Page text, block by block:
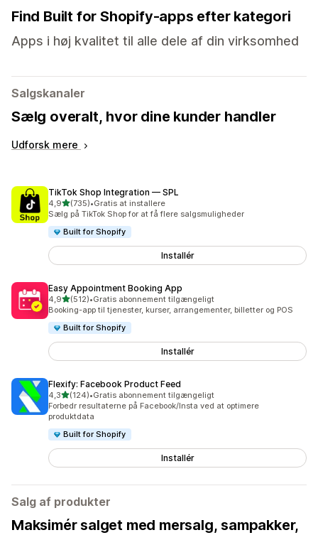
Find Built for Shopify-apps efter kategori
Apps i høj kvalitet til alle dele af din virksomhed
Salgskanaler
Sælg overalt, hvor dine kunder handler
Udforsk mere
TikTok Shop Integration — SPL
4,9ud af 5 stjerner
(735)
735 anmeldelser i alt
•Gratis at installere
Sælg på TikTok Shop for at få flere salgsmuligheder
Built for Shopify
Installér
Easy Appointment Booking App
4,9ud af 5 stjerner
(512)
512 anmeldelser i alt
•Gratis abonnement tilgængeligt
Booking-app til tjenester, kurser, arrangementer, billetter og POS
Built for Shopify
Installér
Flexify: Facebook Product Feed
4,3ud af 5 stjerner
(124)
124 anmeldelser i alt
•Gratis abonnement tilgængeligt
Forbedr resultaterne på Facebook/Insta ved at optimere
produktdata
Built for Shopify
Installér
Salg af produkter
Maksimér salget med mersalg, sampakker,